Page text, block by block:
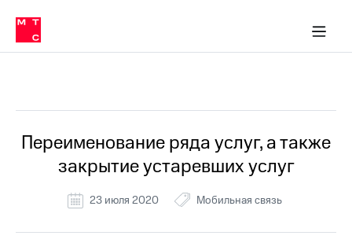
связь
Сервисы и подписки
30% на связь
кабинеты
Мобильная
и
Спутниковое
ТВ
МТС
Деньги
в МТС
Услуги
Переименование ряда услуг, а также
закрытие устаревших услуг
23 июля 2020 Мобильная связь